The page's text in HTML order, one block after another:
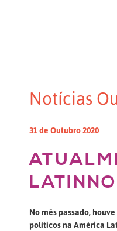
Notícias
31 de Outubro 2020
LATINNO
No mês passado,
políticos na América